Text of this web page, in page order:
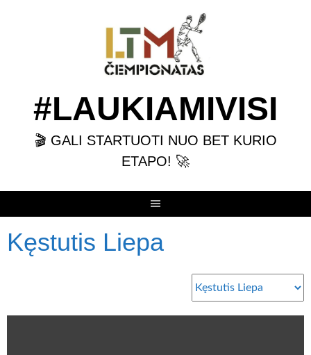
#LAUKIAMIVISI
🎬 GALI STARTUOTI NUO BET KURIO
ETAPO! 🚀
Kęstutis Liepa